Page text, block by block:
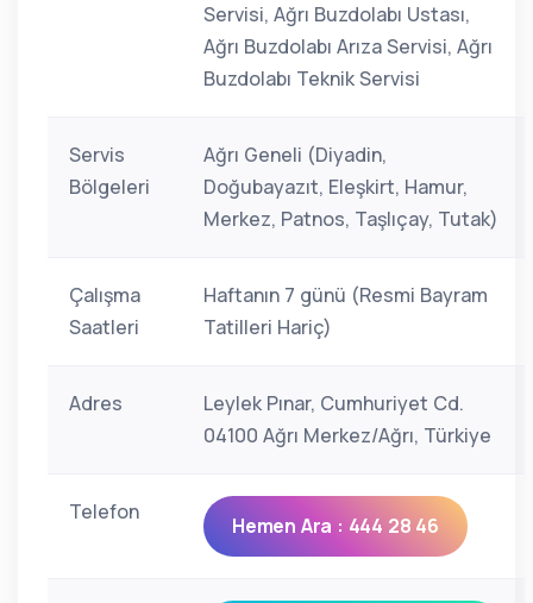
Servisi, Ağrı Buzdolabı Ustası,
Ağrı Buzdolabı Arıza Servisi, Ağrı
Buzdolabı Teknik Servisi
Servis
Bölgeleri
Ağrı Geneli (Diyadin,
Doğubayazıt, Eleşkirt, Hamur,
Merkez, Patnos, Taşlıçay, Tutak)
Çalışma
Saatleri
Haftanın 7 günü (Resmi Bayram
Tatilleri Hariç)
Adres
Leylek Pınar, Cumhuriyet Cd.
04100 Ağrı Merkez/Ağrı, Türkiye
Telefon
Hemen Ara : 444 28 46